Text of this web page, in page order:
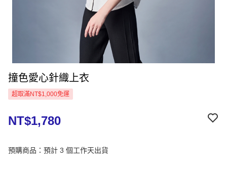
撞色愛心針織上衣
超取滿NT$1,000免運
NT$1,780
預購商品：預計 3 個工作天出貨